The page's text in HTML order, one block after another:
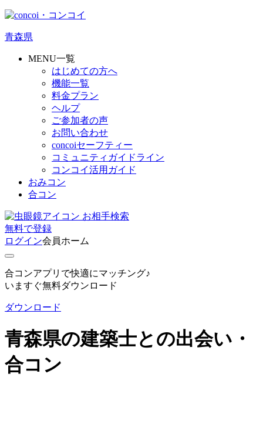
青森県
MENU一覧
はじめての方へ
機能一覧
料金プラン
ヘルプ
ご参加者の声
お問い合わせ
concoiセーフティー
コミュニティガイドライン
コンコイ活用ガイド
おみコン
合コン
お相手検索
無料で登録
ログイン会員ホーム
合コンアプリで快適にマッチング♪
いますぐ無料ダウンロード
ダウンロード
青森県の建築士との出会い・
合コン